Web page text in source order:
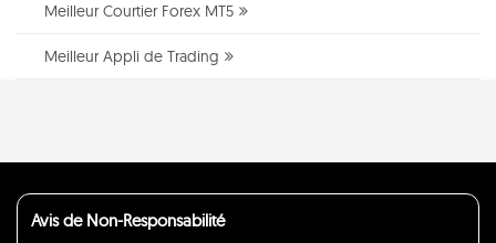
Meilleur Courtier Forex MT5
Meilleur Appli de Trading
Avis de Non-Responsabilité